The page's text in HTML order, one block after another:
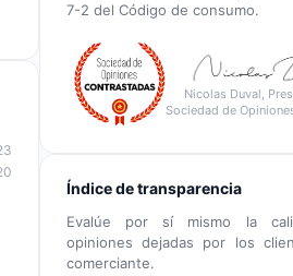
7-2 del Código de consumo.
Nicolas Duval,
Sociedad de
Índice de transparencia
Evalúe por sí mismo la
opiniones dejadas por los
comerciante.